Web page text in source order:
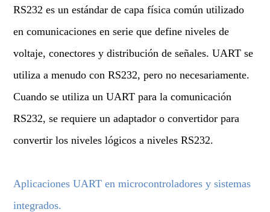
RS232 es un estándar de capa física común utilizado
en comunicaciones en serie que define niveles de
voltaje, conectores y distribución de señales. UART se
utiliza a menudo con RS232, pero no necesariamente.
Cuando se utiliza un UART para la comunicación
RS232, se requiere un adaptador o convertidor para
convertir los niveles lógicos a niveles RS232.
Aplicaciones UART en microcontroladores y sistemas
integrados.